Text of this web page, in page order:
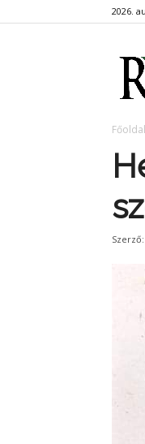
2026.
Főoldal
Szerző: